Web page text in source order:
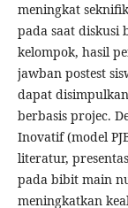
meningkat
pada saat
kelompok, hasil
jawban postest
dapat
berbasis projec.
Inovatif (model
literatur,
pada bibit main
meningkatkan